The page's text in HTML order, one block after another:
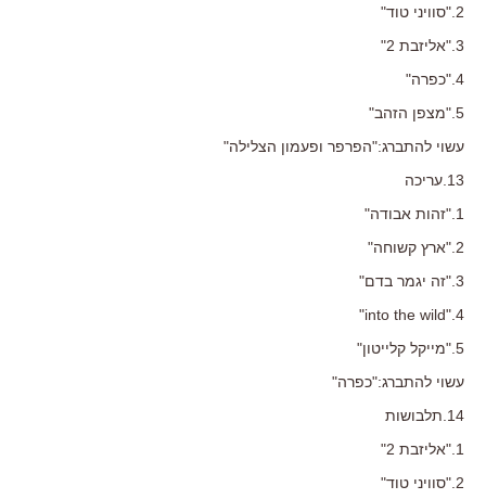
2."סוויני טוד"
3."אליזבת 2"
4."כפרה"
5."מצפן הזהב"
עשוי להתברג:"הפרפר ופעמון הצלילה"
13.עריכה
1."זהות אבודה"
2."ארץ קשוחה"
3."זה יגמר בדם"
4."into the wild"
5."מייקל קלייטון"
עשוי להתברג:"כפרה"
14.תלבושות
1."אליזבת 2"
2."סוויני טוד"